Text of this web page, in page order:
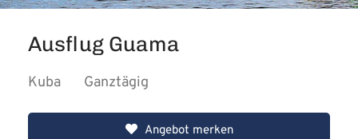
Ausflug Guama
Kuba Ganztägig
Angebot merken